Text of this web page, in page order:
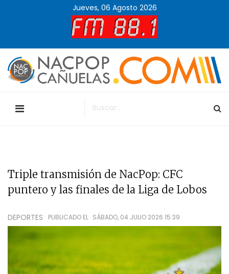
Jueves, 06 Agosto 2026
Triple transmisión de NacPop: CFC
puntero y las finales de la Liga de Lobos
DEPORTES PUBLICADO EL SÁBADO, 04 JULIO 2026 15:39